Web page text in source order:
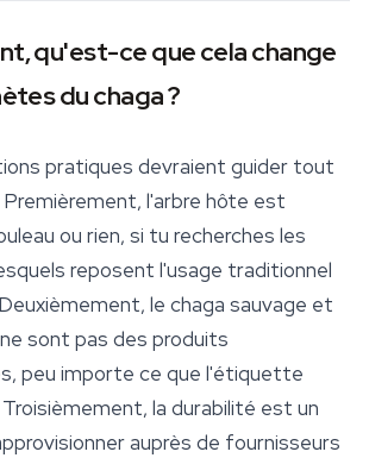
qu'est-ce que cela change
du chaga ?
pratiques devraient guider tout
l'arbre hôte est
ou rien, si tu recherches les
reposent l'usage traditionnel
le chaga sauvage et
sont pas des produits
peu importe ce que l'étiquette
la durabilité est un
auprès de fournisseurs